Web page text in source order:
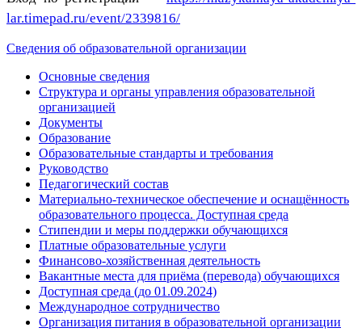
lar.timepad.ru/event/2339816/
Сведения об образовательной организации
Основные сведения
Структура и органы управления образовательной
организацией
Документы
Образование
Образовательные стандарты и требования
Руководство
Педагогический состав
Материально-техническое обеспечение и оснащённость
образовательного процесса. Доступная среда
Стипендии и меры поддержки обучающихся
Платные образовательные услуги
Финансово-хозяйственная деятельность
Вакантные места для приёма (перевода) обучающихся
Доступная среда (до 01.09.2024)
Международное сотрудничество
Организация питания в образовательной организации